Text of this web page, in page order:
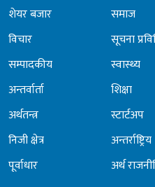
शेयर बजार
विचार
सम्पादकीय
अन्तर्वार्ता
अर्थतन्त्र
निजी क्षेत्र
पूर्वाधार
समाज
सूचना
स्वास्थ्य
शिक्षा
स्टार्टअप
अन्तर्राष्ट्रिय
अर्थ